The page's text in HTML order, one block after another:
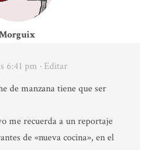
6:41 pm · Editar
de manzana tiene que ser
me recuerda a un reportaje
de «nueva cocina», en el